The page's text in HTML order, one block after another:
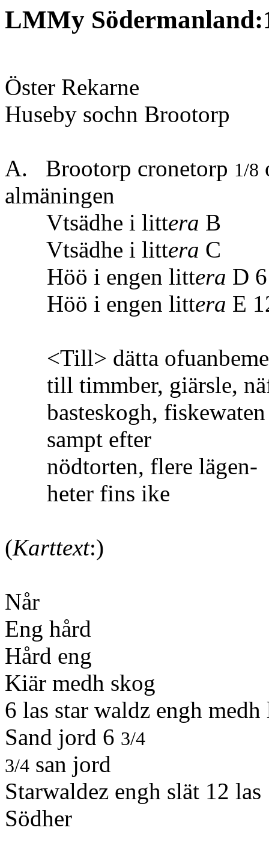
LMMy
Öster Rekarne
Huseby sochn Brootorp
A. Brootorp cronetorp 1/8
almäningen
Vtsädhe i littera B
Vtsädhe i littera C
Höö i engen littera D
Höö i engen littera E
<Till> dätta ofuanbeme
till timmber, giärsle,
basteskogh, fiskewaten
sampt efter
nödtorten, flere lägen-
heter fins ike
(Karttext:)
Når
Eng hård
Hård eng
Kiär medh skog
6 las star waldz engh
Sand jord 6 3/4
3/4 san jord
Starwaldez engh slät 12 las
Södher